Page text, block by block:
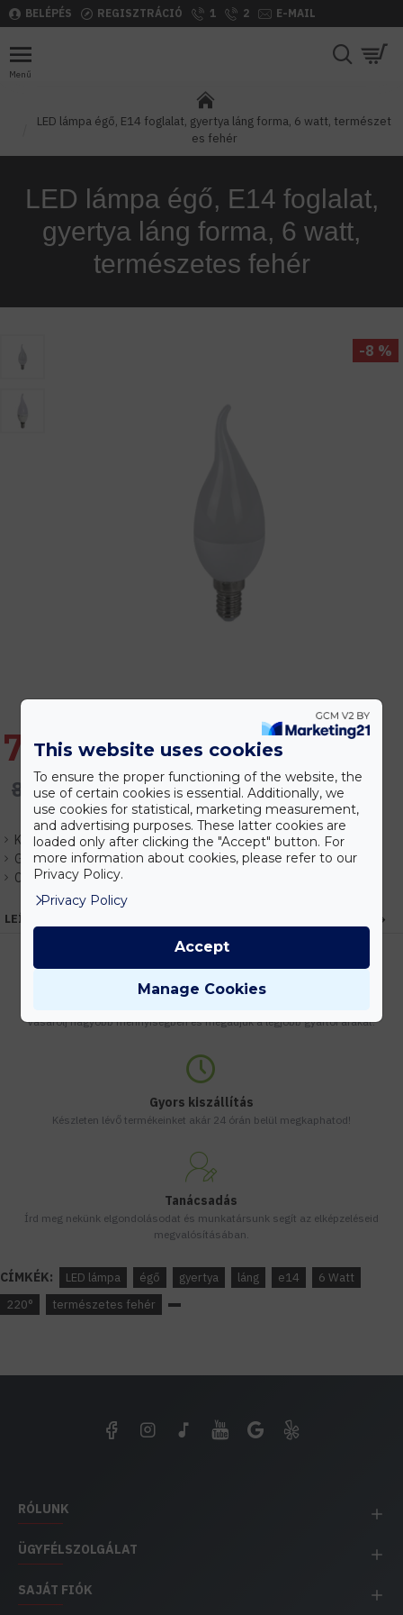
BELÉPÉS REGISZTRÁCIÓ 1 2 E-MAIL
LED lámpa égő, E14 foglalat, gyertya láng forma, 6 watt, természet
es fehér
LED lámpa égő, E14 foglalat,
gyertya láng forma, 6 watt,
természetes fehér
-8 %
Készlet: Raktáron
Gyártó: Elmark
Cikkszám:EHEM99LED753
749 Ft
810 Ft
LEÍRÁS
Vásárolj nagyobb mennyiségben és megadjuk a legjobb gyártói árakat.
Gyors kiszállítás
Készleten lévő termékeinket akár 24 órán belül megkaphatod!
Tanácsadás
Írd meg nekünk elgondolásodat és munkatársunk segít az elképzeléseid
megvalósításában.
CÍMKÉK: LED lámpa égő gyertya láng e14
6 Watt
220°
természetes fehér
RÓLUNK
ÜGYFÉLSZOLGÁLAT
SAJÁT FIÓK
This website uses cookies
To ensure the proper functioning of the website, the
use of certain cookies is essential. Additionally, we
use cookies for statistical, marketing measurement,
and advertising purposes. These latter cookies are
loaded only after clicking the "Accept" button. For
more information about cookies, please refer to our
Privacy Policy.
Privacy Policy
Manage Cookies
Accept